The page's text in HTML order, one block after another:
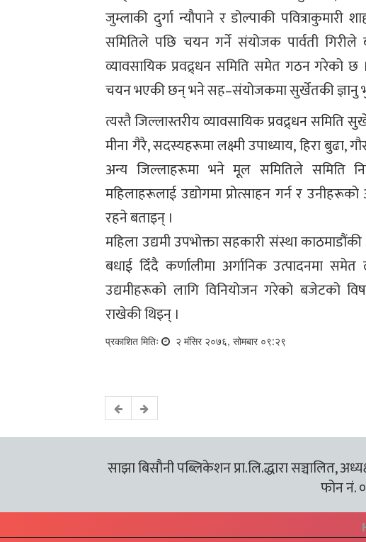
जुम्लाकी दुर्गा न्यौपाने र डोल्पाकी
समितिले पछि चयन गर्ने संयोजक पार्वती
व्यावसायिक प्रवद्र्धन समिति समेत गठन गरेको
चयन भएकी छन् भने सह–संयोजकमा सुर्खेतकी ज्ञानु
त्यस्तै जिल्लास्तरीय व्यावसायिक प्रवद्र्धन
मीना गैरै, सदस्यहरूमा लक्ष्मी उपाध्याय, हिरा बुढा,
अन्य जिल्लाहरूमा भने मूल समितिले समिति
महिलाहरूलाई उद्योगमा प्रोत्साहन गर्न र
रहने बताइन् ।
महिला उद्यमी उपभोक्ता सहकारी संस्था
बधाई दिँदै कर्णालीमा अर्गानिक उत्पादनमा
उद्यमीहरूको लागि विनियोजन गरेको बजेटको
राखेकी थिइन् ।
प्रकाशित मितिः २ मंसिर २०७६, सोमबार ०९:२९
साझा बिसौनी पब्लिकेशन प्रा.लि.द्धारा सञ्चालित,
फोन नं.